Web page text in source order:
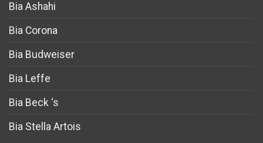
Bia Ashahi
Bia Corona
Bia Budweiser
Bia Leffe
Bia Beck ‘s
Bia Stella Artois